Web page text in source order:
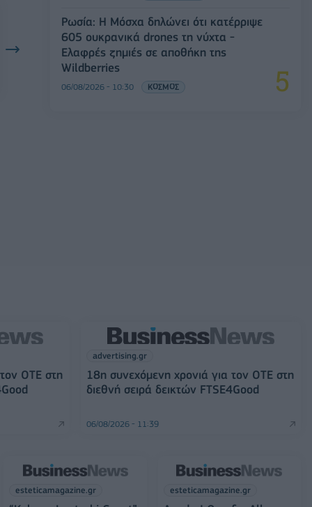
Ρωσία: Η Μόσχα δηλώνει ότι κατέρριψε
605 ουκρανικά drones τη νύχτα -
Ελαφρές ζημιές σε αποθήκη της
Wildberries
06/08/2026 - 10:30 ΚΟΣΜΟΣ
ΟΤΕ στη
advertising.gr
18η συνεχόμενη χρονιά για τον ΟΤΕ στη
διεθνή σειρά δεικτών FTSE4Good
06/08/2026 - 11:39
esteticamagazine.gr esteticamagazine.gr